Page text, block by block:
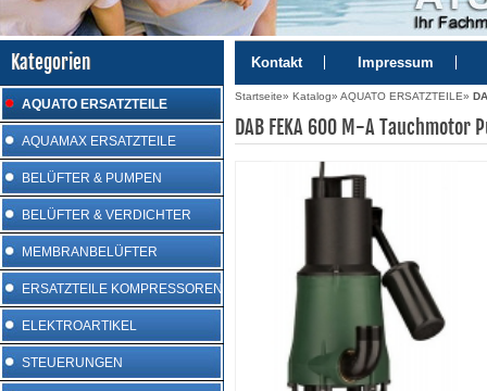
Kategorien
AQUATO ERSATZTEILE
AQUAMAX ERSATZTEILE
BELÜFTER & PUMPEN
BELÜFTER & VERDICHTER
MEMBRANBELÜFTER
ERSATZTEILE KOMPRESSOREN
ELEKTROARTIKEL
STEUERUNGEN
Kontakt Impressum
Startseite» Katalog» AQUATO ERSATZTEILE»
DAB FEKA 600 M-A